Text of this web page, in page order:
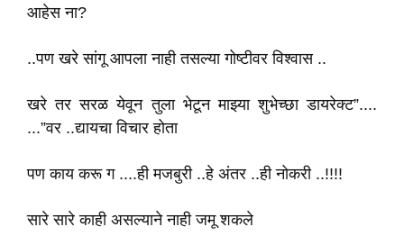
आहेस ना?
..पण खरे सांगू आपला नाही तसल्या गोष्टीवर विश्वास ..
खरे तर सरळ येवून तुला भेटून माझ्या शुभेच्छा डायरेक्ट”....
...”वर ..द्यायचा विचार होता
पण काय करू ग ....ही मजबुरी ..हे अंतर ..ही नोकरी ..!!!!
सारे सारे काही असल्याने नाही जमू शकले